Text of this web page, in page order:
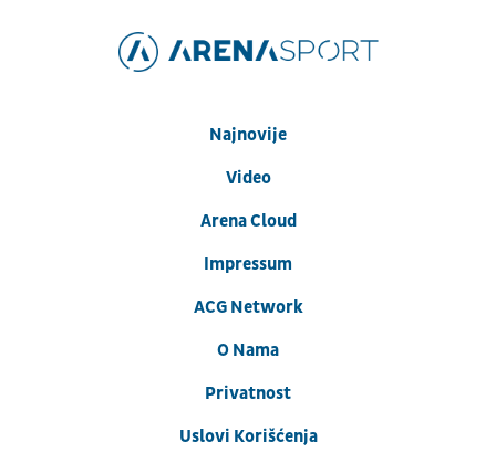
Najnovije
Video
Arena Cloud
Impressum
ACG Network
O Nama
Privatnost
Uslovi Korišćenja